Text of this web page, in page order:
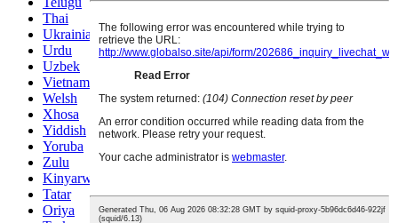
Thai
Ukrainian
Urdu
Uzbek
Vietnamese
Welsh
Xhosa
Yiddish
Yoruba
Zulu
Kinyarwanda
Tatar
Oriya